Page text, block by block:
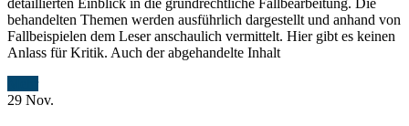
detaillierten Einblick in die grundrechtliche Fallbearbeitung. Die
behandelten Themen werden ausführlich dargestellt und anhand von
Fallbeispielen dem Leser anschaulich vermittelt. Hier gibt es keinen
Anlass für Kritik. Auch der abgehandelte Inhalt
29 Nov.